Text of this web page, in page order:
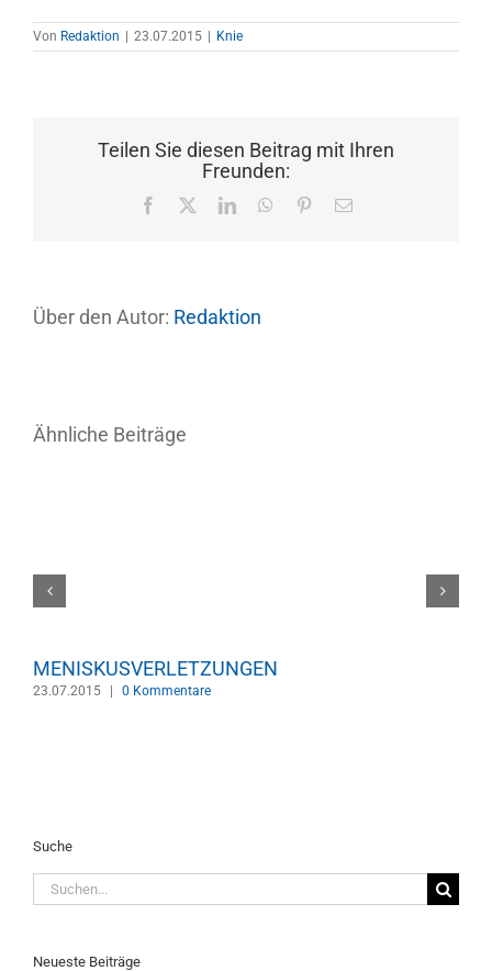
Von Redaktion | 23.07.2015 | Knie
Teilen Sie diesen Beitrag mit Ihren
Freunden:
Facebook LinkedInWhatsApp
Pinterest
E-
Über den Autor: Redaktion
Ähnliche Beiträge
MENISKUSVERLETZUNGEN
23.07.2015 0 Kommentare
Suche
Suche
nach:
Neueste Beiträge